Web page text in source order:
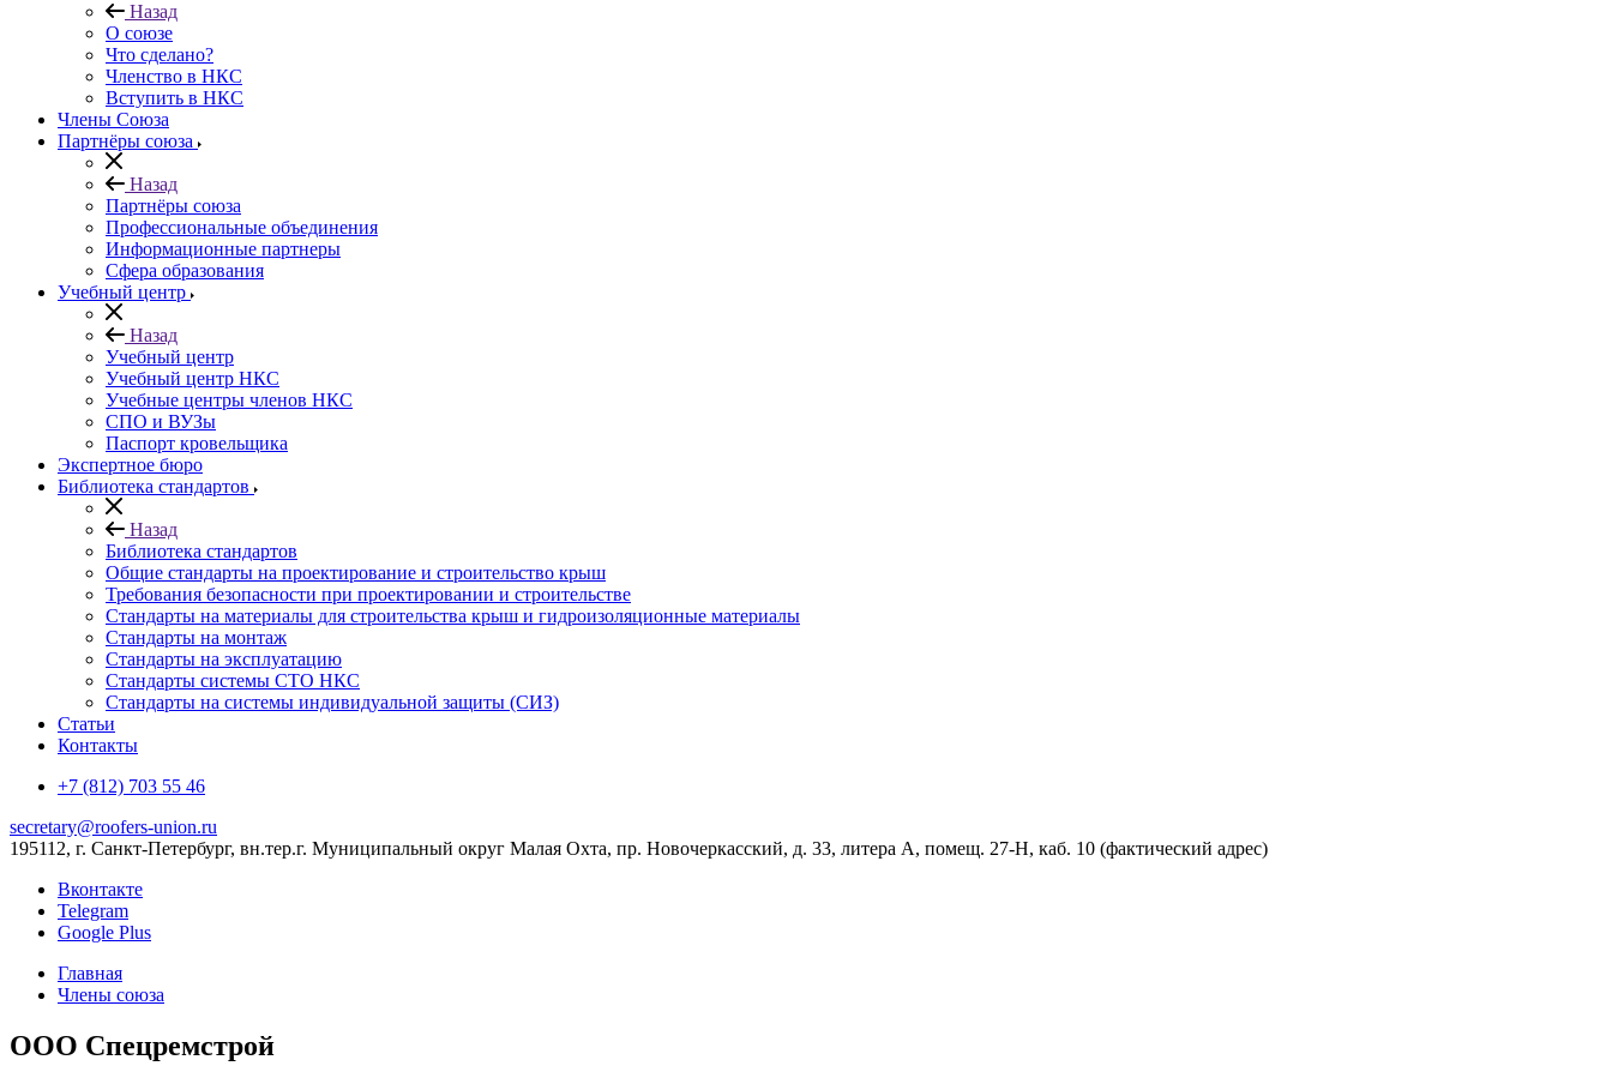
Назад
О союзе
Что сделано?
Членство в НКС
Вступить в НКС
Члены Союза
Партнёры союза
Назад
Партнёры союза
Профессиональные объединения
Информационные партнеры
Сфера образования
Учебный центр
Назад
Учебный центр
Учебный центр НКС
Учебные центры членов НКС
СПО и ВУЗы
Паспорт кровельщика
Экспертное бюро
Библиотека стандартов
Назад
Библиотека стандартов
Общие стандарты на проектирование и строительство крыш
Требования безопасности при проектировании и строительстве
Стандарты на материалы для строительства крыш и гидроизоляционные материалы
Стандарты на монтаж
Стандарты на эксплуатацию
Стандарты системы СТО НКС
Стандарты на системы индивидуальной защиты (СИЗ)
Статьи
Контакты
+7 (812) 703 55 46
secretary@roofers-union.ru
195112, г. Санкт-Петербург, вн.тер.г. Муниципальный округ Малая Охта, пр. Новочеркасский, д. 33, литера А, помещ. 27-Н, каб. 10 (фактический адрес)
Вконтакте
Telegram
Google Plus
Главная
Члены союза
ООО Спецремстрой